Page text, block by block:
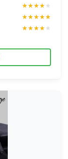
★★★★★
★★★★★
★★★★★
★★★★★
★★★★★
★★★★★